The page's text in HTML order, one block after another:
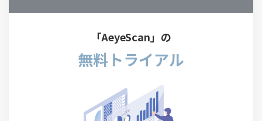
「AeyeScan」の
無料トライアル